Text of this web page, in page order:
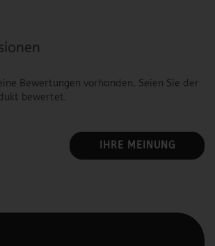
Bewertungen vorhanden. Seien Sie der
bewertet.
IHRE MEINUNG